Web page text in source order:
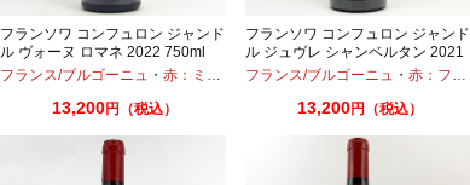
フランソワ コンフュロン ジャンド
ル ヴォーヌ ロマネ 2022 750ml
フランス/ブルゴーニュ ・ 赤：ミディアムボディ ・ピノノワール
13,200円（税込）
フランソワ コンフュロン ジャンド
ル ジュヴレ シャンベルタン 2021
750ml
フランス/ブルゴーニュ ・ 赤：フルボディ
13,200円（税込）